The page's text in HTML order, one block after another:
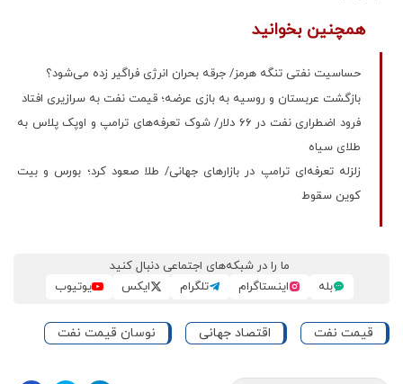
همچنین بخوانید
حساسیت نفتی تنگه هرمز/ جرقه بحران انرژی فراگیر زده می‌شود؟
بازگشت عربستان و روسیه به بازی عرضه؛ قیمت نفت به سرازیری افتاد
فرود اضطراری نفت در ۶۶ دلار/ شوک تعرفه‌های ترامپ و اوپک پلاس به
طلای سیاه
زلزله تعرفه‌ای ترامپ در بازارهای جهانی/ طلا صعود کرد؛ بورس و بیت
کوین سقوط
ما را در شبکه‌های اجتماعی دنبال کنید
بله
اینستاگرام تلگرام ایکس یوتیوب
قیمت نفت اقتصاد جهانی نوسان قیمت نفت